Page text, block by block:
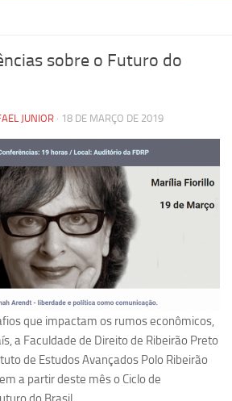
de Impacto
Educação e Sociedade: CienArtES
Avançados em Tecnologia e Informação
foco em Populações Vulneráveis
encerrados
Experimental e Segurança Pública
sobre o Futuro do
JUNIOR · 18 DE MARÇO DE 2019
que impactam os rumos econômicos,
a Faculdade de Direito de Ribeirão Preto
de Estudos Avançados Polo Ribeirão
a partir deste mês o Ciclo de